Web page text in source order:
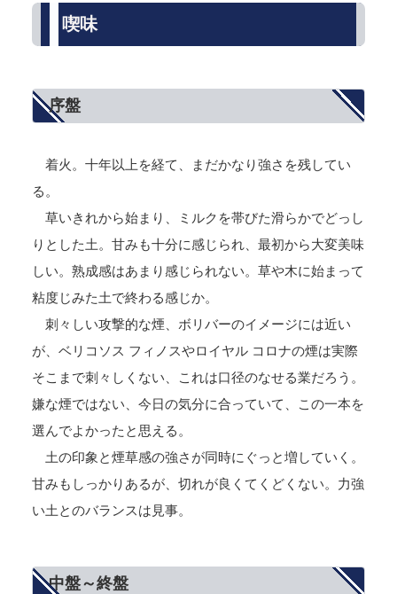
喫味
序盤
着火。十年以上を経て、まだかなり強さを残してい
る。
草いきれから始まり、ミルクを帯びた滑らかでどっし
りとした土。甘みも十分に感じられ、最初から大変美味
しい。熟成感はあまり感じられない。草や木に始まって
粘度じみた土で終わる感じか。
刺々しい攻撃的な煙、ボリバーのイメージには近い
が、ベリコソス フィノスやロイヤル コロナの煙は実際
そこまで刺々しくない、これは口径のなせる業だろう。
嫌な煙ではない、今日の気分に合っていて、この一本を
選んでよかったと思える。
土の印象と煙草感の強さが同時にぐっと増していく。
甘みもしっかりあるが、切れが良くてくどくない。力強
い土とのバランスは見事。
中盤～終盤